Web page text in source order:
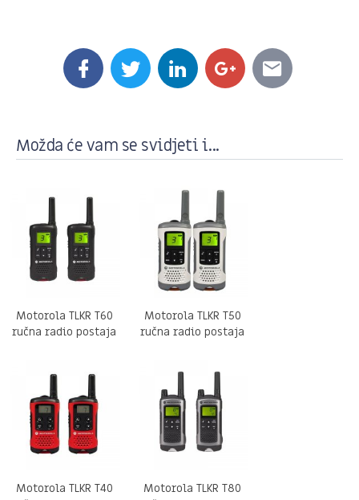
Možda će vam se svidjeti i...
Motorola TLKR T60
ručna radio postaja
Motorola TLKR T50
ručna radio postaja
Motorola TLKR T40
Motorola TLKR T80